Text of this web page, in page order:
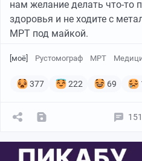
нам желание делать что-то
здоровья и не ходите с
МРТ под майкой.
[моё] Рустомограф МРТ
377 222 69